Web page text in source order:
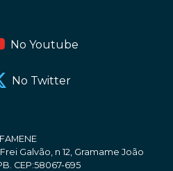
No Youtube
No Twitter
Galvão, n 12, Gramame João
CEP:58067-695